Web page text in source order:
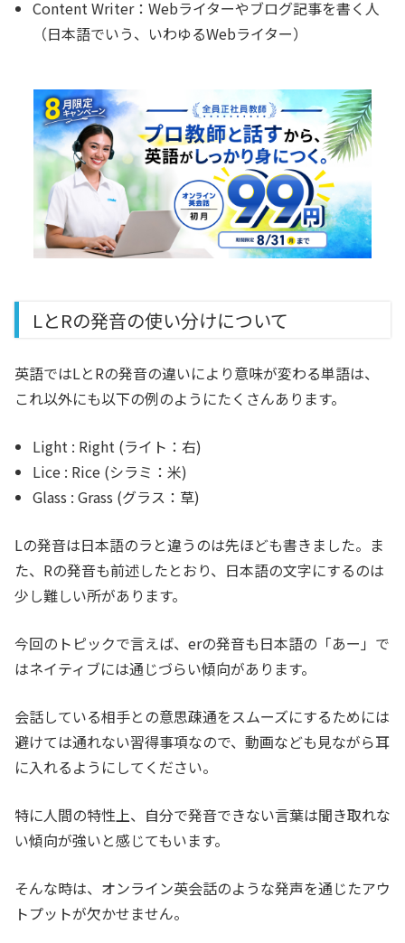
Content Writer：Webライターやブログ記事を書く人
（日本語でいう、いわゆるWebライター）
LとRの発音の使い分けについて
英語ではLとRの発音の違いにより意味が変わる単語は、
これ以外にも以下の例のようにたくさんあります。
Light : Right (ライト：右)
Lice : Rice (シラミ：米)
Glass : Grass (グラス：草)
Lの発音は日本語のラと違うのは先ほども書きました。ま
た、Rの発音も前述したとおり、日本語の文字にするのは
少し難しい所があります。
今回のトピックで言えば、erの発音も日本語の「あー」で
はネイティブには通じづらい傾向があります。
会話している相手との意思疎通をスムーズにするためには
避けては通れない習得事項なので、動画なども見ながら耳
に入れるようにしてください。
特に人間の特性上、自分で発音できない言葉は聞き取れな
い傾向が強いと感じてもいます。
そんな時は、オンライン英会話のような発声を通じたアウ
トプットが欠かせません。